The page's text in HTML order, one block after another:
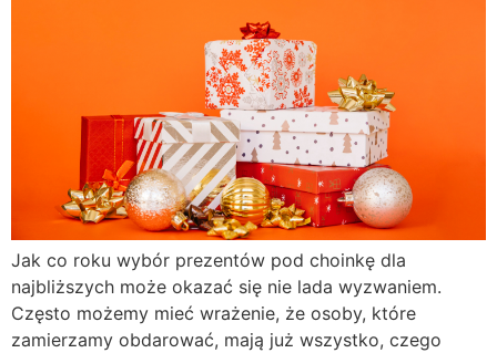
Jak co roku wybór prezentów pod choinkę dla
najbliższych może okazać się nie lada wyzwaniem.
Często możemy mieć wrażenie, że osoby, które
zamierzamy obdarować, mają już wszystko, czego